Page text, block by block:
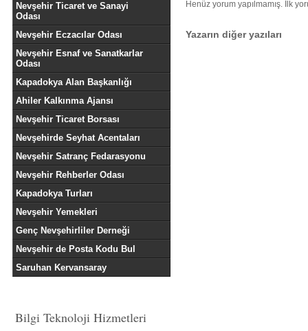
Nevşehir Ticaret ve Sanayi
Odası
Nevşehir Eczacılar Odası
Nevşehir Esnaf ve Sanatkarlar
Odası
Kapadokya Alan Başkanlığı
Ahiler Kalkınma Ajansı
Nevşehir Ticaret Borsası
Nevşehirde Seyhat Acentaları
Nevşehir Satranç Fedarasyonu
Nevşehir Rehberler Odası
Kapadokya Turları
Nevşehir Yemekleri
Genç Nevşehirliler Derneği
Nevşehir de Posta Kodu Bul
Saruhan Kervansaray
Bilgi Teknoloji Hizmetleri
Henüz yorum yapılmamış. İlk
Yazarın diğer yazıları